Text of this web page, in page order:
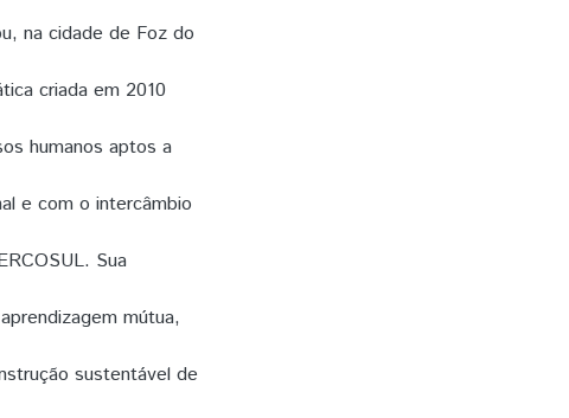
na cidade de Foz do
criada em 2010
humanos aptos a
e com o intercâmbio
Sua
mútua,
sustentável de